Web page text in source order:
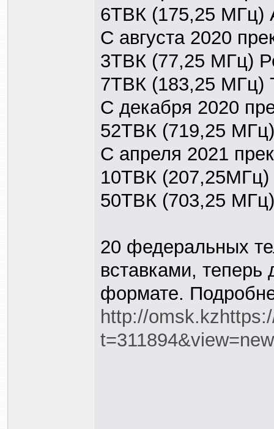
6ТВК (175,25 МГц)
С августа 2020
3ТВК (77,25 МГц)
7ТВК (183,25 МГц)
С декабря 2020
52ТВК (719,25
С апреля 2021
10ТВК
50ТВК (703,25
20 федеральных
вставками,
формате.
http://